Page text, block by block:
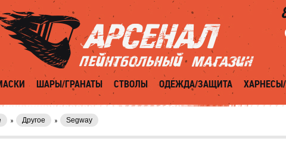
ШАРЫ/ГРАНАТЫ СТВОЛЫ ОДЕЖДА/ЗАЩИТА
Другое Segway